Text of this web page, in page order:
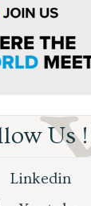
Us !
Linkedin